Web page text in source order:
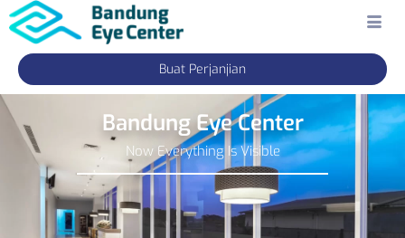
Buat Perjanjian
Bandung Eye Center
Now Everything Is Visible